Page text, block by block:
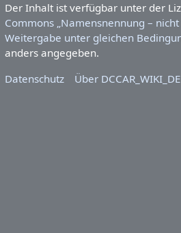
Der Inhalt ist verfügbar unter der
Commons „Namensnennung –
Weitergabe unter gleichen
anders angegeben.
Datenschutz
Über DCCAR_WIKI_DE